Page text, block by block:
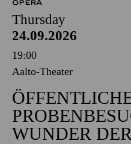
OPERA
Thursday
24.09.2026
19:00
Aalto-Theater
WUNDER